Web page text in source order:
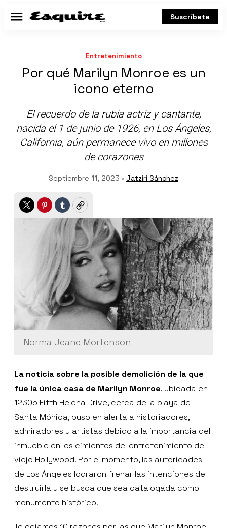
Menú Suscríbete
Entretenimiento
Por qué Marilyn Monroe es un
icono eterno
El recuerdo de la rubia actriz y cantante,
nacida el 1 de junio de 1926, en Los Ángeles,
California, aún permanece vivo en millones
de corazones
Septiembre 11, 2023 • Jatziri Sánchez
TwitterPinterest
TumblrCopy
Norma Jeane Mortenson
La noticia sobre la posible demolición de la que
fue la única casa de Marilyn Monroe, ubicada en
12305 Fifth Helena Drive, cerca de la playa de
Santa Mónica, puso en alerta a historiadores,
admiradores y artistas debido a la importancia del
inmueble en los cimientos del entretenimiento del
viejo Hollywood. Por el momento, las autoridades
de Los Ángeles lograron frenar las intenciones de
destruirla y se busca que sea catalogada como
monumento histórico.